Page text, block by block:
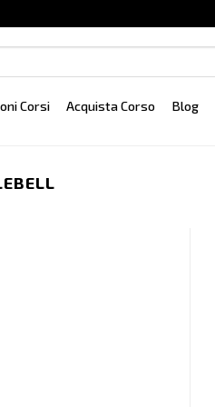
Corsi Acquista Corso Blog